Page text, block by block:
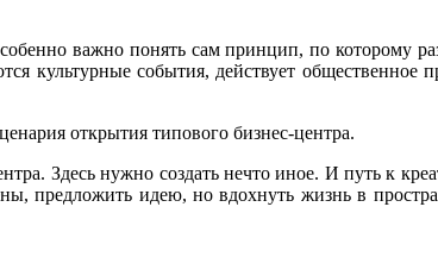
важно понять сам принцип, по которому
культурные события, действует общественное
открытия типового бизнес-центра.
Здесь нужно создать нечто иное. И путь к
предложить идею, но вдохнуть жизнь в